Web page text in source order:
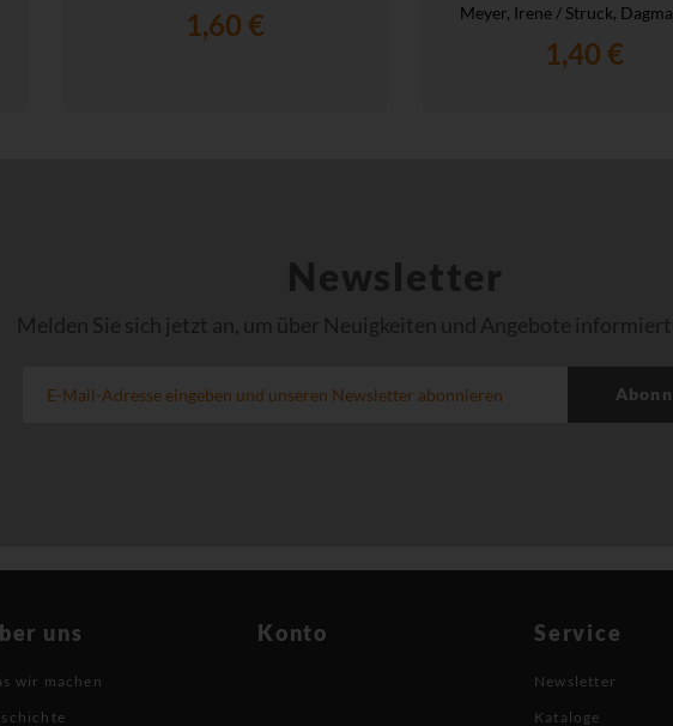
1,60 €
Meyer, Irene / Struck,
1,40 €
Newsletter
Melden Sie sich jetzt an, um über Neuigkeiten und Angebote
uns
wir machen
Konto Service
Newsletter
Kataloge